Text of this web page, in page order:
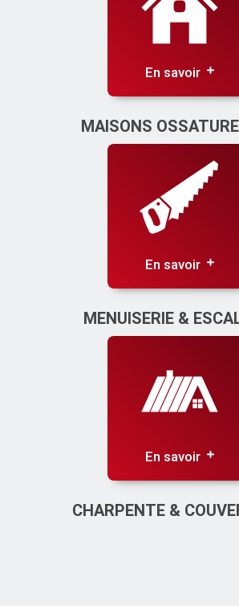
En savoir
MAISONS
En savoir
MENUISERIE &
En savoir
CHARPENTE &